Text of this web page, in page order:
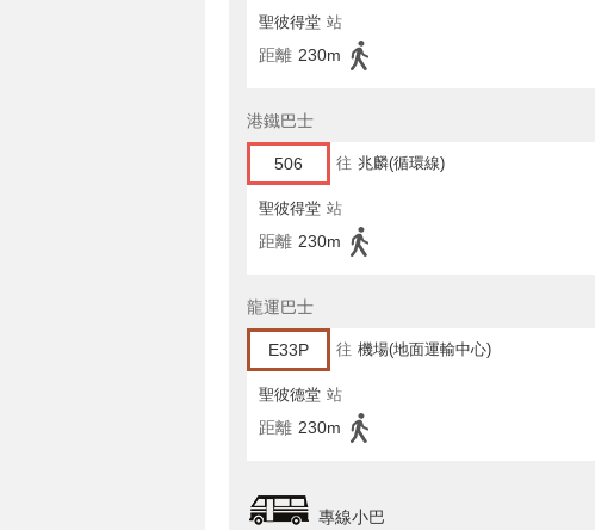
聖彼得堂 站
距離 230m
港鐵巴士
506 往 兆麟(循環線)
聖彼得堂 站
距離 230m
龍運巴士
E33P 往 機場(地面運輸中心)
聖彼德堂 站
距離 230m
專線小巴